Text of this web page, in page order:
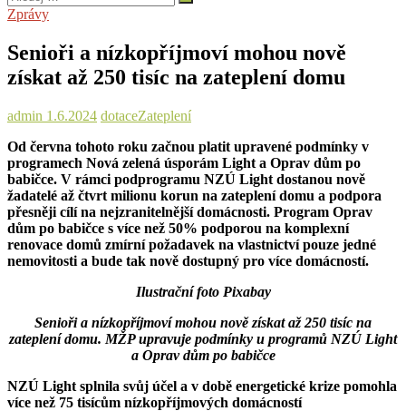
…
Zprávy
Senioři a nízkopříjmoví mohou nově
získat až 250 tisíc na zateplení domu
admin 1.6.2024 dotaceZateplení
Od června tohoto roku začnou platit upravené podmínky v
programech Nová zelená úsporám Light a Oprav dům po
babičce. V rámci podprogramu NZÚ Light dostanou nově
žadatelé až čtvrt milionu korun na zateplení domu a podpora
přesněji cílí na nejzranitelnější domácnosti. Program Oprav
dům po babičce s více než 50% podporou na komplexní
renovace domů zmírní požadavek na vlastnictví pouze jedné
nemovitosti a bude tak nově dostupný pro více domácností.
Ilustrační foto Pixabay
Senioři a nízkopříjmoví mohou nově získat až 250 tisíc na
zateplení domu. MŽP upravuje podmínky u programů NZÚ Light
a Oprav dům po babičce
NZÚ Light splnila svůj účel a v době energetické krize pomohla
více než 75 tisícům nízkopříjmových domácností